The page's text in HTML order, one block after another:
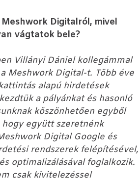
Digitalról, mivel
vágtatok bele?
Villányi Dániel kollegámmal
Meshwork Digital-t. Több éve
alapú hirdetések
a pályánkat és hasonló
köszönhetően egyből
együtt szeretnénk
Digital Google és
rendszerek felépítésével,
optimalizálásával foglalkozik.
csak kivitelezéssel